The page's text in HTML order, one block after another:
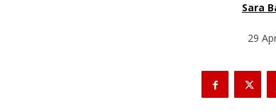
Sara
29